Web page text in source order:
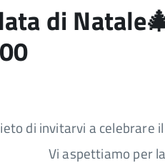
di
di invitarvi a
Vi aspettiamo per la